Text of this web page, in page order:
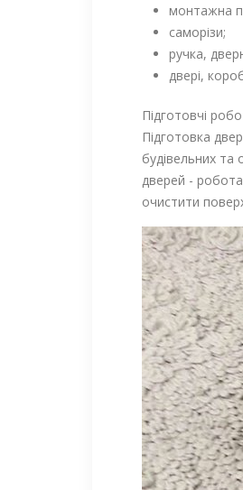
монтажна
саморізи;
ручка,
двері,
Підготовчі
Підготовка
будівельних та
дверей -
очистити